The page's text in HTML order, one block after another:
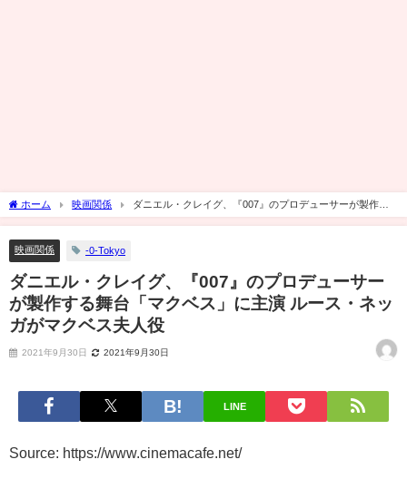
ホーム 映画関係
ダニエル・クレイグ、『007』のプロデューサーが製作す
る舞台「マクベス」に主演 ルース・ネッガがマクベス夫人役
映画関係 -0-Tokyo
ダニエル・クレイグ、『007』のプロデューサー
が製作する舞台「マクベス」に主演 ルース・ネッ
ガがマクベス夫人役
2021年9月30日 2021年9月30日
LINE
Source: https://www.cinemacafe.net/